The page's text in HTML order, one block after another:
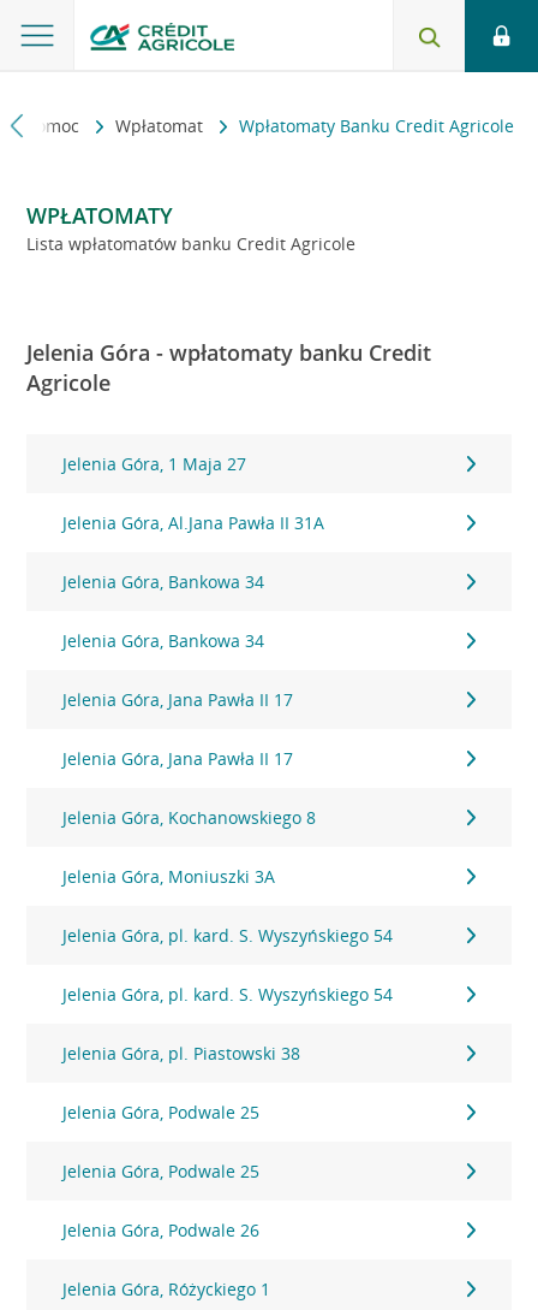
i pomoc Wpłatomat Wpłatomaty Banku Credit Agricole
WPŁATOMATY
Lista wpłatomatów banku Credit Agricole
Jelenia Góra - wpłatomaty banku Credit
Agricole
Jelenia Góra, 1 Maja 27
Jelenia Góra, Al.Jana Pawła II 31A
Jelenia Góra, Bankowa 34
Jelenia Góra, Bankowa 34
Jelenia Góra, Jana Pawła II 17
Jelenia Góra, Jana Pawła II 17
Jelenia Góra, Kochanowskiego 8
Jelenia Góra, Moniuszki 3A
Jelenia Góra, pl. kard. S. Wyszyńskiego 54
Jelenia Góra, pl. kard. S. Wyszyńskiego 54
Jelenia Góra, pl. Piastowski 38
Jelenia Góra, Podwale 25
Jelenia Góra, Podwale 25
Jelenia Góra, Podwale 26
Jelenia Góra, Różyckiego 1